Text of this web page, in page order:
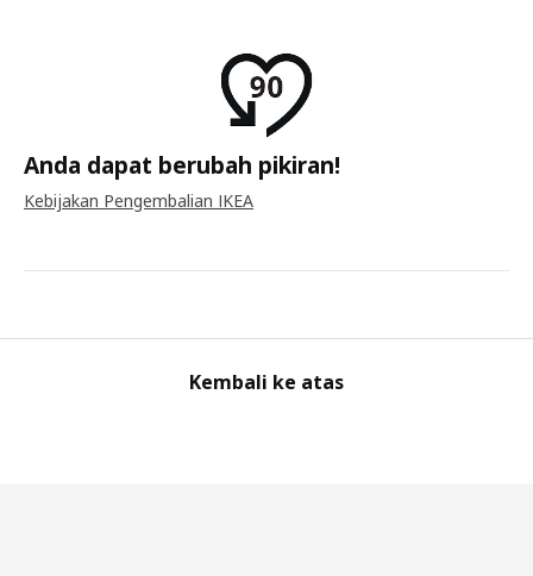
Anda dapat berubah pikiran!
Kebijakan Pengembalian IKEA
Kembali ke atas